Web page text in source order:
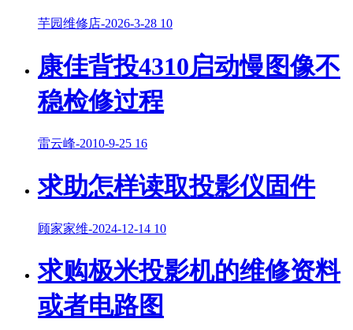
芋园维修店-2026-3-28 10
康佳背投4310启动慢图像不
稳检修过程
雷云峰-2010-9-25 16
求助怎样读取投影仪固件
顾家家维-2024-12-14 10
求购极米投影机的维修资料
或者电路图